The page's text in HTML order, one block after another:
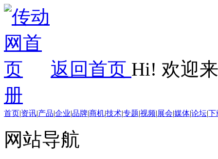
返回首页 Hi! 欢迎
册
首页|资讯|产品|企业|品牌|商机|技术|专题|视频|展会|媒体|论坛|下
网站导航